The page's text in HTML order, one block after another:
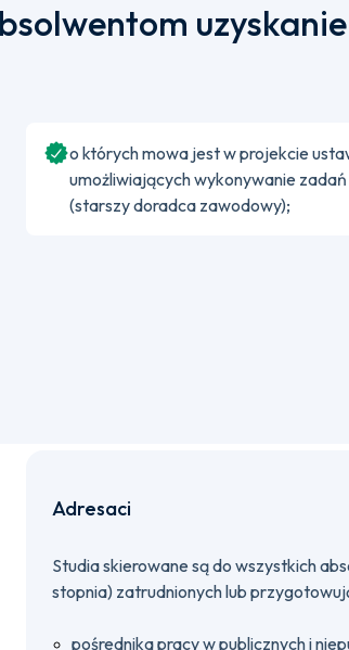
uzyskanie
o których mowa jest w projekcie
umożliwiających wykonywanie
(starszy doradca zawodowy);
Adresaci
Studia skierowane są do wszystkich
stopnia) zatrudnionych lub
pośrednika pracy w publicznych i